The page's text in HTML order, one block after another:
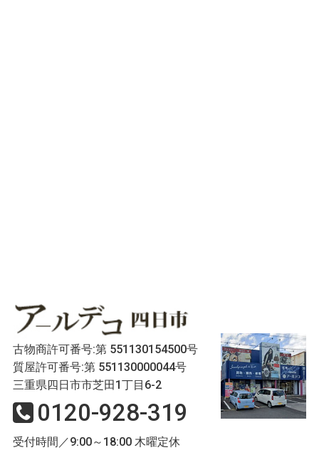
古物商許可番号:第 551130154500号
質屋許可番号:第 551130000044号
三重県四日市市芝田1丁目6-2
0120-928-319
受付時間／9:00～18:00 木曜定休